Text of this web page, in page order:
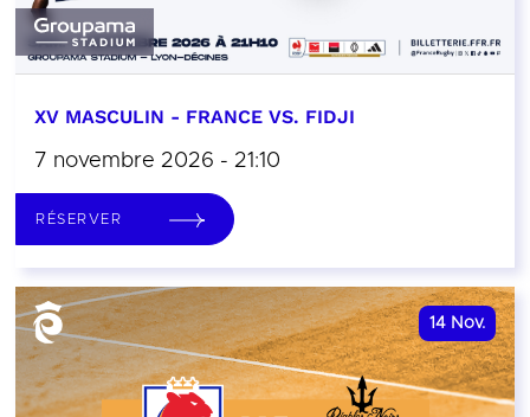
XV MASCULIN - FRANCE VS. FIDJI
7 novembre 2026 - 21:10
RÉSERVER
14 Nov.